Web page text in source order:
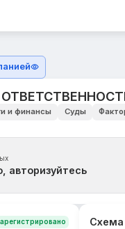
и финансы Суды
авторизуйтесь
Схема